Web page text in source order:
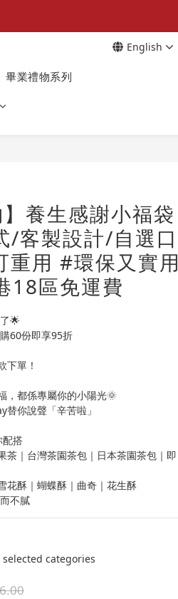
English
畢業禮物系列
養生感謝小福袋
/客製設計/自選口
重用 #環保又實用
18區免運費
🌟
60份即享95折
下單！
，都係專屬你的小陽光🌞
替你說聲「辛苦啦」
搭
茶｜台灣茶園茶包｜日本茶園茶包｜即
花酥｜蝴蝶酥｜曲奇｜花生酥
不膩
selected categories